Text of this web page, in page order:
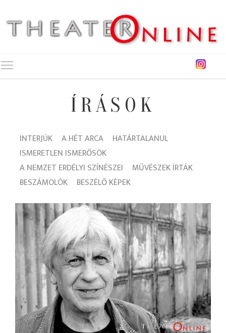
ÍRÁSOK
INTERJÚK A HÉT ARCA
HATÁRTALANUL
ISMERETLEN ISMERŐSÖK
A NEMZET ERDÉLYI SZÍNÉSZEI
MŰVÉSZEK ÍRTÁK
BESZÁMOLÓK
BESZÉLŐ KÉPEK